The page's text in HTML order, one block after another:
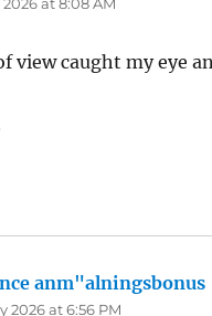
view caught my eye
anm"alningsbonus
2026 at 6:56 PM